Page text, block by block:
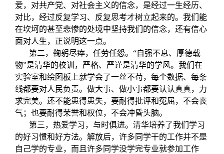
爱，对共产党、对社会主义的信念，是经过一生经历、
对比，经过反复学习、反复思考才树立起来的。我们能
在坎坷的甚至悲惨的处境中坚持我们的信念，还有信心
面对人生，正说明这一点。
第二，鞠躬尽瘁，任劳任怨。“自强不息、厚德载
物”是清华的校训，严格、严谨是清华的学风。我们在
实验室和绘图板上就学会了一丝不苟，每个数据、每条
线都要对人民负责。做大事、做小事都要认认真真，力
求完美。还不能患得患失，要耐得批评和冤屈，不会丧
气；也要耐得荣誉和权位，不会冲昏头脑。
第三，热爱学习，与时俱进。清华培养了我们学习
的好习惯和好方法。解放后，许多同学干的工作并不是
自己学的专业，而且许多同学没学完专业就参加工作